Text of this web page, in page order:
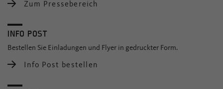
Zum Pressebereich
INFO POST
Bestellen Sie Einladungen und Flyer in gedruckter Form.
Info Post bestellen